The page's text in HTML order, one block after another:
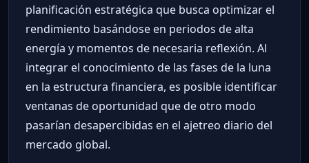
planificación estratégica que busca optimizar el
rendimiento basándose en periodos de alta
energía y momentos de necesaria reflexión. Al
integrar el conocimiento de las fases de la luna
en la estructura financiera, es posible identificar
ventanas de oportunidad que de otro modo
pasarían desapercibidas en el ajetreo diario del
mercado global.